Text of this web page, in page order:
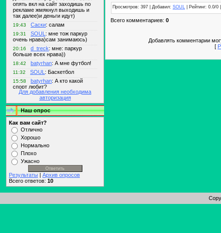
Для добавления необходима
авторизация
Наш опрос
Как вам сайт?
Отлично
Хорошо
Нормально
Плохо
Ужасно
Результаты | Архив опросов
Всего ответов: 10
Просмотров: 397 | Добавил: SOUL | Рейтинг: 0.0/0
Всего комментариев: 0
Добавлять комментарии
[